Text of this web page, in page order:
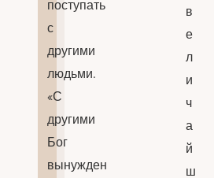
поступать
с
другими
людьми.
«С
другими
Бог
вынужден
в
е
л
и
ч
а
й
ш